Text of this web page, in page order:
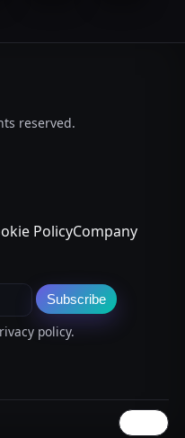
reserved.
PolicyCompany
Subscribe
policy.